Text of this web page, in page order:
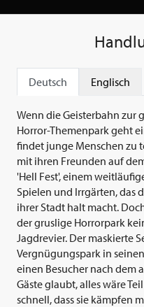
Deutsch Englisch
Wenn die Geisterbahn zur
Horror-Themenpark geht
findet junge Menschen zu
mit ihren Freunden auf
'Hell Fest', einem
Spielen und Irrgärten, das
ihrer Stadt halt macht.
der gruslige Horrorpark
Jagdrevier. Der maskierte
Vergnügungspark in
einen Besucher nach dem
Gäste glaubt, alles wäre
schnell, dass sie kämpfen